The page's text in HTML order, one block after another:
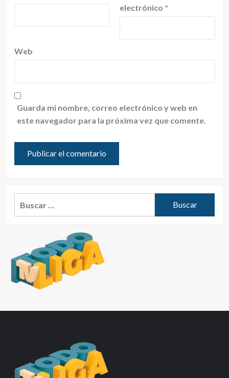
electrónico *
Web
Guarda mi nombre, correo electrónico y web en
este navegador para la próxima vez que comente.